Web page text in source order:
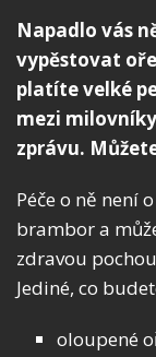
Napadlo vás
vypěstovat
platíte velké
mezi
zprávu.
Péče o ně není
brambor a
zdravou
Jediné, co
oloupené